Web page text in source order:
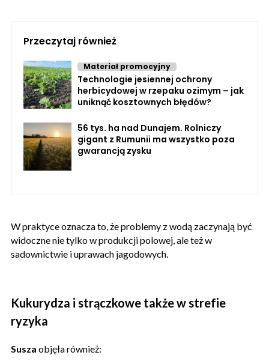
Przeczytaj również
Materiał promocyjny
Technologie jesiennej ochrony
herbicydowej w rzepaku ozimym – jak
uniknąć kosztownych błędów?
56 tys. ha nad Dunajem. Rolniczy
gigant z Rumunii ma wszystko poza
gwarancją zysku
W praktyce oznacza to, że problemy z wodą zaczynają być
widoczne nie tylko w produkcji polowej, ale też w
sadownictwie i uprawach jagodowych.
Kukurydza i strączkowe także w strefie
ryzyka
Susza objęła również: